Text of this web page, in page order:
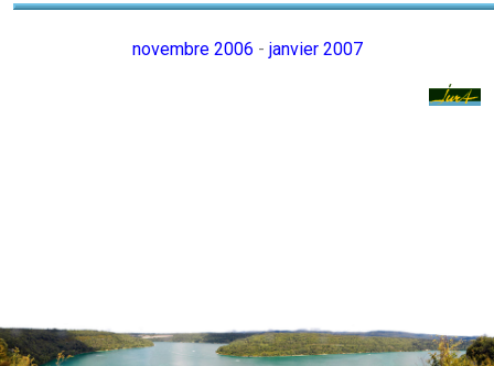
novembre 2006 - janvier 2007